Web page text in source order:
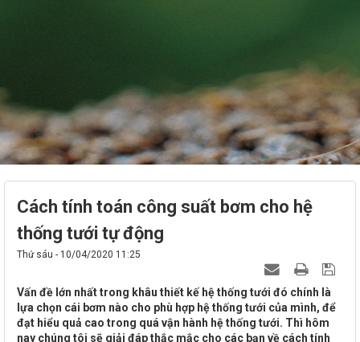
Cách tính toán công suất bơm cho hệ
thống tưới tự động
Thứ sáu - 10/04/2020 11:25
Vấn đề lớn nhất trong khâu thiết kế hệ thống tưới đó chính là
lựa chọn cái bơm nào cho phù hợp hệ thống tưới của mình, để
đạt hiểu quả cao trong quá vận hành hệ thống tưới. Thì hôm
nay chúng tôi sẽ giải đáp thắc mắc cho các bạn về cách tính